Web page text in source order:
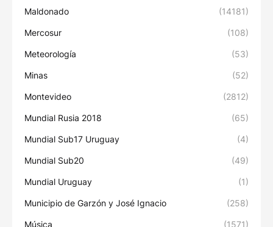
Maldonado (14181)
Mercosur (108)
Meteorología (53)
Minas (52)
Montevideo (2812)
Mundial Rusia 2018 (65)
Mundial Sub17 Uruguay (4)
Mundial Sub20 (49)
Mundial Uruguay (1)
Municipio de Garzón y José Ignacio (258)
Música (1571)